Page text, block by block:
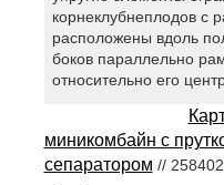
корнеклубнеплодов с
расположены вдоль
боков параллельно
относительно его
миникомбайн с
сепаратором //